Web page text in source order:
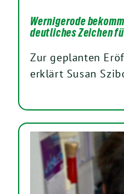
Wernigerode
deutliches Zeichen
Zur geplanten
erklärt Susan